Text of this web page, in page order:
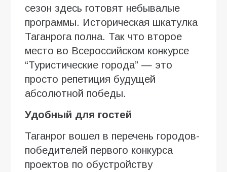
сезон здесь готовят небывалые
программы. Историческая шкатулка
Таганрога полна. Так что второе
место во Всероссийском конкурсе
“Туристические города” — это
просто репетиция будущей
абсолютной победы.
Удобный для гостей
Таганрог вошел в перечень городов-
победителей первого конкурса
проектов по обустройству